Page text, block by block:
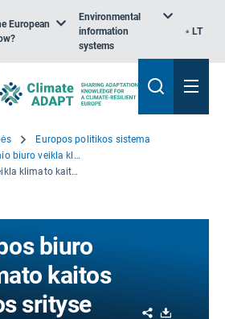
European
Environmental
information
systems
LT
Europos politikos sistema
PSO Europos regioninio biuro veikla klimato kaitos ir sveikatos srityje
PSO Europos biuro veikla klimato kaitos ir sveikatos srityse
biuro
kaitos
srityse
Share